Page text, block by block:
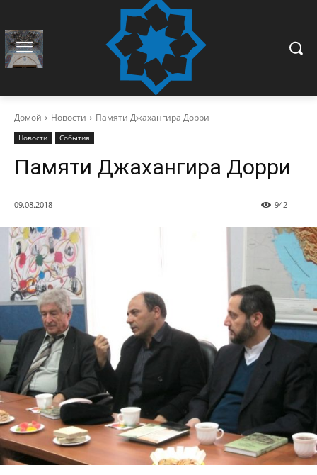
Домой Новости Памяти Джахангира Дорри
Новости События
Памяти Джахангира Дорри
09.08.2018 942